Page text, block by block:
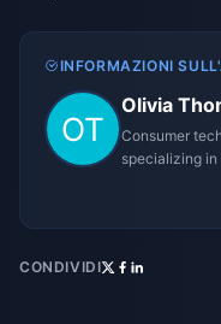
INFORMAZIONI
Olivia
Consumer
specializing in
CONDIVIDI